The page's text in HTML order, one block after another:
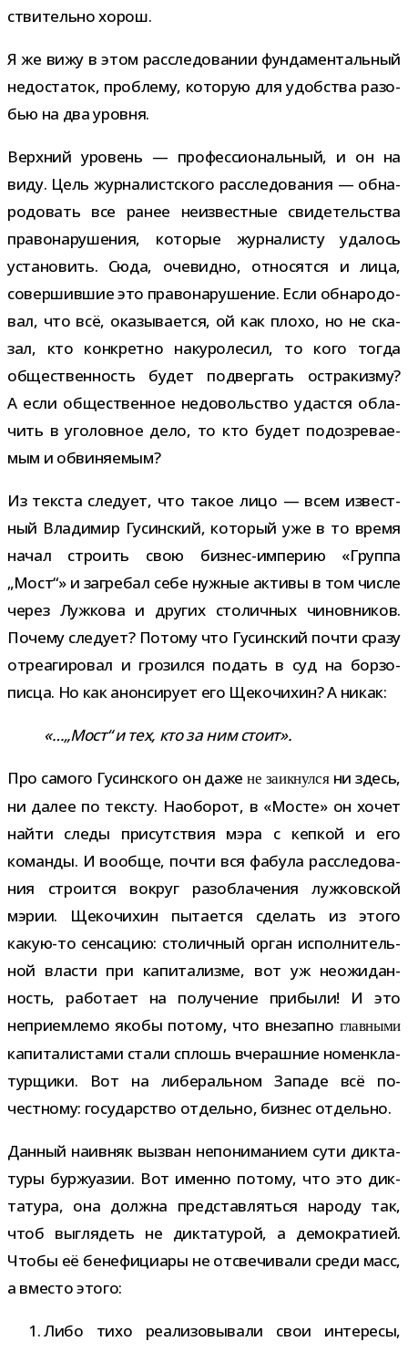
стви­тельно хорош.
Я же вижу в этом рас­сле­до­ва­нии фун­да­мен­таль­ный
недо­ста­ток, про­блему, кото­рую для удоб­ства разо­
бью на два уровня.
Верхний уро­вень — про­фес­си­о­наль­ный, и он на
виду. Цель жур­на­лист­ского рас­сле­до­ва­ния — обна­
ро­до­вать все ранее неиз­вест­ные сви­де­тель­ства
пра­во­на­ру­ше­ния, кото­рые жур­на­ли­сту уда­лось
уста­но­вить. Сюда, оче­видно, отно­сятся и лица,
совер­шив­шие это пра­во­на­ру­ше­ние. Если обна­ро­до­
вал, что всё, ока­зы­ва­ется, ой как плохо, но не ска­
зал, кто кон­кретно наку­ро­ле­сил, то кого тогда
обще­ствен­ность будет под­вер­гать ост­ра­кизму?
А если обще­ствен­ное недо­воль­ство удастся обла­
чить в уго­лов­ное дело, то кто будет подо­зре­ва­е­
мым и обвиняемым?
Из тек­ста сле­дует, что такое лицо — всем извест­
ный Владимир Гусинский, кото­рый уже в то время
начал стро­ить свою бизнес-​империю «Группа
„Мост“» и загре­бал себе нуж­ные активы в том числе
через Лужкова и дру­гих сто­лич­ных чинов­ни­ков.
Почему сле­дует? Потому что Гусинский почти сразу
отре­а­ги­ро­вал и гро­зился подать в суд на бор­зо­
писца. Но как анон­си­рует его Щекочихин? А никак:
«…„Мост“ и тех, кто за ним стоит».
Про самого Гусинского он дажене заик­нулсяни здесь,
ни далее по тек­сту. Наоборот, в «Мосте» он хочет
найти следы при­сут­ствия мэра с кеп­кой и его
команды. И вообще, почти вся фабула рас­сле­до­ва­
ния стро­ится вокруг раз­об­ла­че­ния луж­ков­ской
мэрии. Щекочихин пыта­ется сде­лать из этого
какую-​то сен­са­цию: сто­лич­ный орган испол­ни­тель­
ной вла­сти при капи­та­лизме, вот уж неожи­дан­
ность, рабо­тает на полу­че­ние при­были! И это
непри­ем­лемо якобы потому, что вне­запно глав­ными
капи­та­ли­стами стали сплошь вче­раш­ние номен­кла­
тур­щики. Вот на либе­раль­ном Западе всё по-​
честному: госу­дар­ство отдельно, биз­нес отдельно.
Данный наив­няк вызван непо­ни­ма­нием сути дик­та­
туры бур­жу­а­зии. Вот именно потому, что это дик­
та­тура, она должна пред­став­ляться народу так,
чтоб выгля­деть не дик­та­ту­рой, а демо­кра­тией.
Чтобы её бене­фи­ци­ары не отсве­чи­вали среди масс,
а вме­сто этого:
Либо тихо реа­ли­зо­вы­вали свои инте­ресы,